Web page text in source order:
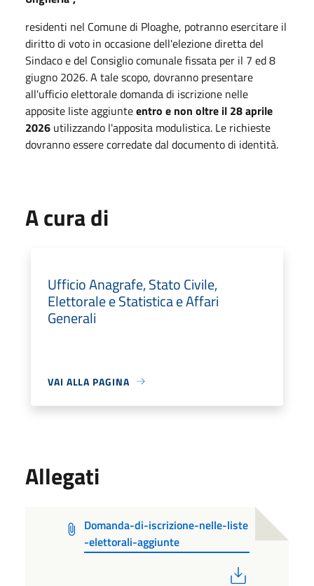
residenti nel Comune di Ploaghe, potranno esercitare il
diritto di voto in occasione dell'elezione diretta del
Sindaco e del Consiglio comunale fissata per il 7 ed 8
giugno 2026. A tale scopo, dovranno presentare
all'ufficio elettorale domanda di iscrizione nelle
apposite liste aggiunteentro e non oltre il 28 aprile
2026 utilizzando l'apposita modulistica. Le richieste
dovranno essere corredate dal documento di identità.
A cura di
Ufficio Anagrafe, Stato Civile,
Elettorale e Statistica e Affari
Generali
VAI ALLA PAGINA
Allegati
Domanda-di-iscrizione-nelle-liste
-elettorali-aggiunte